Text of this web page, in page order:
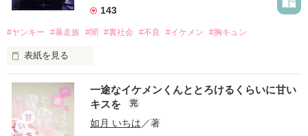
高校生になって再会した彼は、隣の学校で”王子様”と呼ばれる
他の女の子には冷たいのに
私にだけ昔と変わらない笑顔を向けてくる。
「澪ちゃん。」
143
#ヤンキー #暴走族 #闇 #裏社会 #不良 #イケメン #胸キュン
表紙を見る
表紙画像はAIです
作品を読む
一途なイケメンくんととろけるくらいに甘い
キスを
完
如月 いちは ／著